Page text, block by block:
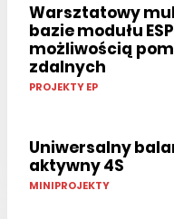
Warsztatowy
bazie modułu
możliwością
zdalnych
PROJEKTY EP
Uniwersalny
aktywny 4S
MINIPROJEKTY